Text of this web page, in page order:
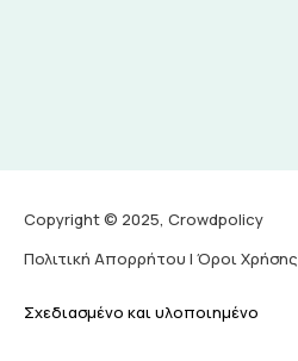
Copyright © 2025, Crowdpolicy
Πολιτική Απορρήτου | Όροι Χρήσης
Σχεδιασμένο και υλοποιημένο